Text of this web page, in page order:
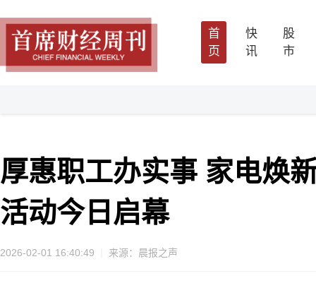
首
页
快
讯
股
市
厚惠职工办实事 家电焕
活动今日启幕
2026-02-01 16:40:49 来源：晨报之声